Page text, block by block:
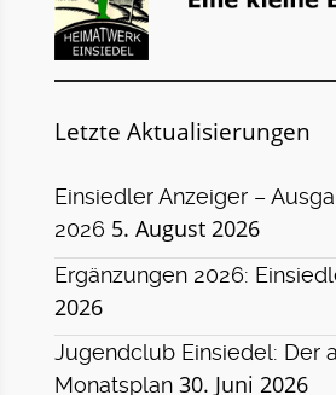
Letzte Aktualisierungen
Einsiedler Anzeiger –
2026 5. August 2026
Ergänzungen 2026:
2026
Jugendclub Einsiedel: Der
Monatsplan 30. Juni 2026